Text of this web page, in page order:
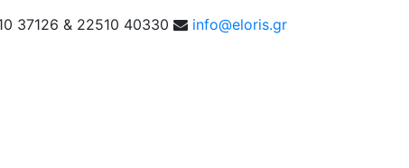
37126 & 22510 40330 info@eloris.gr